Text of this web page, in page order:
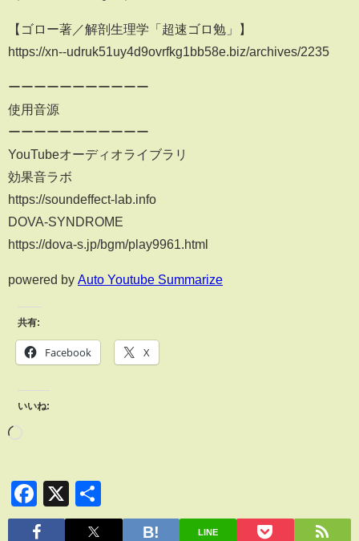
【ゴロー著／解剖生理学「超速ゴロ勉」】
https://xn--udruk51uy4d9ovrfkg1bb58e.biz/archives/2235
ーーーーーーーーーーー
使用音源
ーーーーーーーーーーー
YouTubeオーディオライブラリ
効果音ラボ
https://soundeffect-lab.info
DOVA-SYNDROME
https://dova-s.jp/bgm/play9961.html
powered by Auto Youtube Summarize
共有:
Facebook X
いいね:
Facebook
X
有
LINE